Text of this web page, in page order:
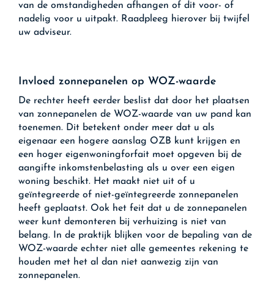
van de omstandigheden afhangen of dit voor- of
nadelig voor u uitpakt. Raadpleeg hierover bij twijfel
uw adviseur.
Invloed zonnepanelen op WOZ-waarde
De rechter heeft eerder beslist dat door het plaatsen
van zonnepanelen de WOZ-waarde van uw pand kan
toenemen. Dit betekent onder meer dat u als
eigenaar een hogere aanslag OZB kunt krijgen en
een hoger eigenwoningforfait moet opgeven bij de
aangifte inkomstenbelasting als u over een eigen
woning beschikt. Het maakt niet uit of u
geïntegreerde of niet-geïntegreerde zonnepanelen
heeft geplaatst. Ook het feit dat u de zonnepanelen
weer kunt demonteren bij verhuizing is niet van
belang. In de praktijk blijken voor de bepaling van de
WOZ-waarde echter niet alle gemeentes rekening te
houden met het al dan niet aanwezig zijn van
zonnepanelen.